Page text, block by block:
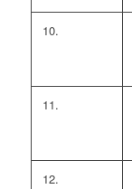
10.
11.
12.